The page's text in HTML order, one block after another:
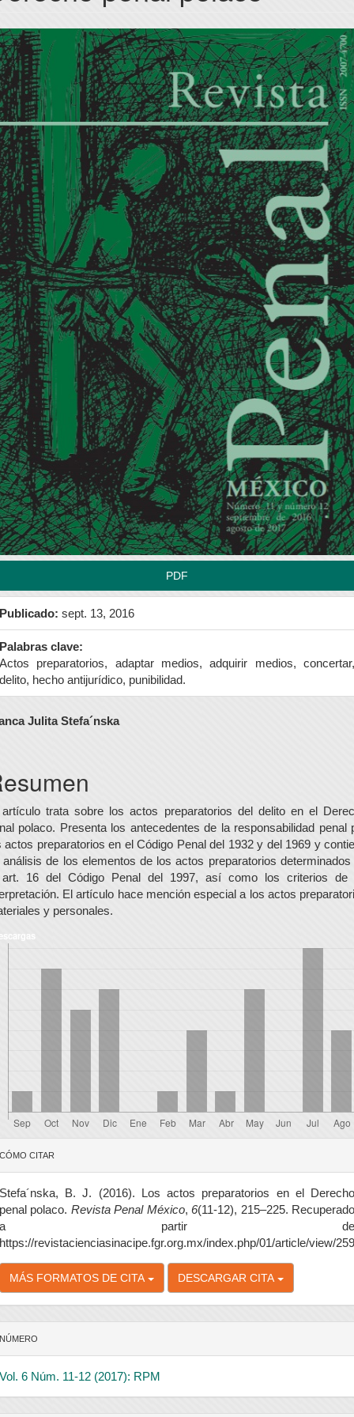
PDF
Publicado: sept. 13, 2016
Palabras clave:
Actos preparatorios, adaptar medios, adquirir medios, concertar,
delito, hecho antijurídico, punibilidad.
Julita Stefa´nska
trata sobre los actos preparatorios del delito en el
polaco. Presenta los antecedentes de la responsabilidad penal
actos preparatorios en el Código Penal del 1932 y del 1969 y
análisis de los elementos de los actos preparatorios determinados
16 del Código Penal del 1997, así como los criterios de
El artículo hace mención especial a los actos
y personales.
CÓMO CITAR
Stefa´nska, B. J. (2016). Los actos preparatorios en el Derecho
penal polaco. Revista Penal México,6(11-12), 215–225.
a partir de
https://revistacienciasinacipe.fgr.org.mx/index.php/01/article/view/259
MÁS FORMATOS DE CITA DESCARGAR CITA
NÚMERO
Vol. 6 Núm. 11-12 (2017): RPM